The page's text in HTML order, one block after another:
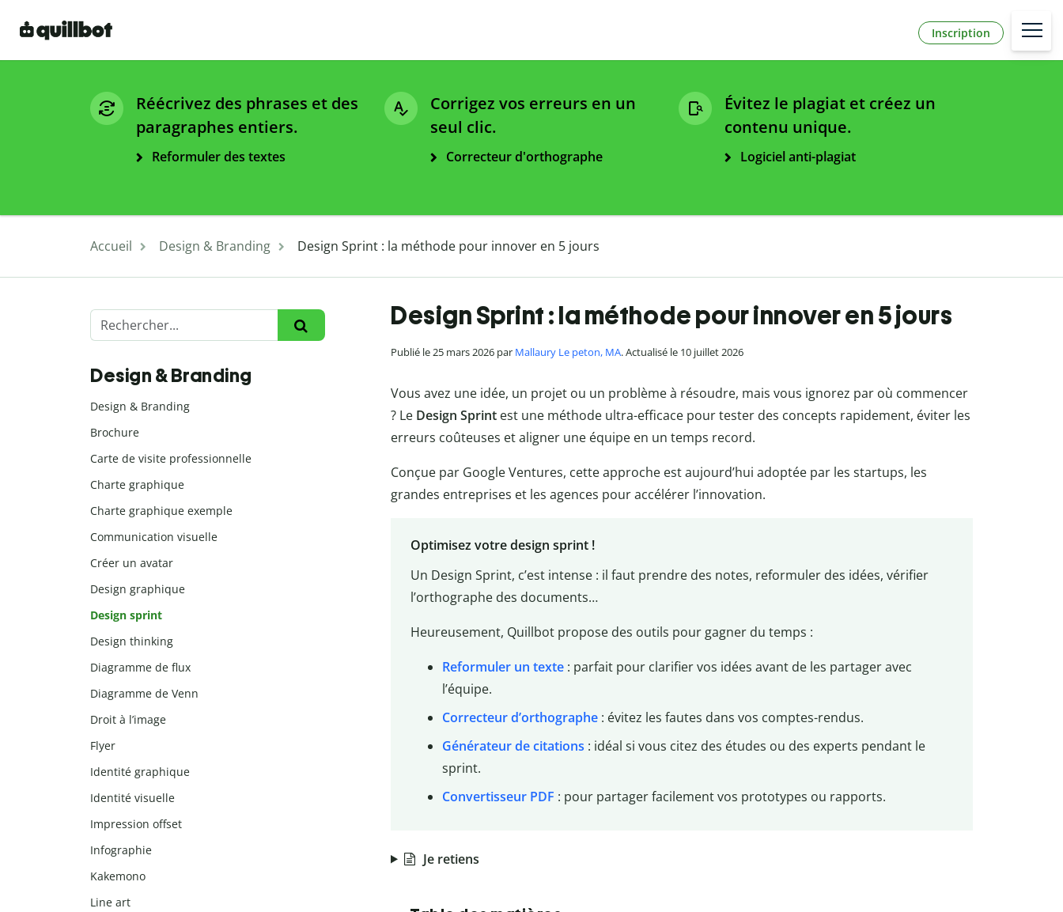
Inscription
Réécrivez des phrases et des
paragraphes entiers.
Reformuler des textes
Corrigez vos erreurs en un
seul clic.
Correcteur d'orthographe
Évitez le plagiat et créez un
contenu unique.
Logiciel anti-plagiat
Accueil Design & Branding Design Sprint : la méthode pour innover en 5 jours
Design Sprint : la méthode pour innover en 5 jours
Publié le 25 mars 2026 par Mallaury Le peton, MA. Actualisé le 10 juillet 2026
Vous avez une idée, un projet ou un problème à résoudre, mais vous ignorez par où commencer
? Le Design Sprint est une méthode ultra-efficace pour tester des concepts rapidement, éviter les
erreurs coûteuses et aligner une équipe en un temps record.
Conçue par Google Ventures, cette approche est aujourd’hui adoptée par les startups, les
grandes entreprises et les agences pour accélérer l’innovation.
Optimisez votre design sprint !
Un Design Sprint, c’est intense : il faut prendre des notes, reformuler des idées, vérifier
l’orthographe des documents…
Heureusement, Quillbot propose des outils pour gagner du temps :
Reformuler un texte: parfait pour clarifier vos idées avant de les partager avec
l’équipe.
Correcteur d’orthographe: évitez les fautes dans vos comptes-rendus.
Générateur de citations : idéal si vous citez des études ou des experts pendant le
sprint.
Convertisseur PDF : pour partager facilement vos prototypes ou rapports.
Je retiens
Design & Branding
Design & Branding
Brochure
Carte de visite professionnelle
Charte graphique
Charte graphique exemple
Communication visuelle
Créer un avatar
Design graphique
Design sprint
Design thinking
Diagramme de flux
Diagramme de Venn
Droit à l’image
Flyer
Identité graphique
Identité visuelle
Impression offset
Infographie
Kakemono
Line art